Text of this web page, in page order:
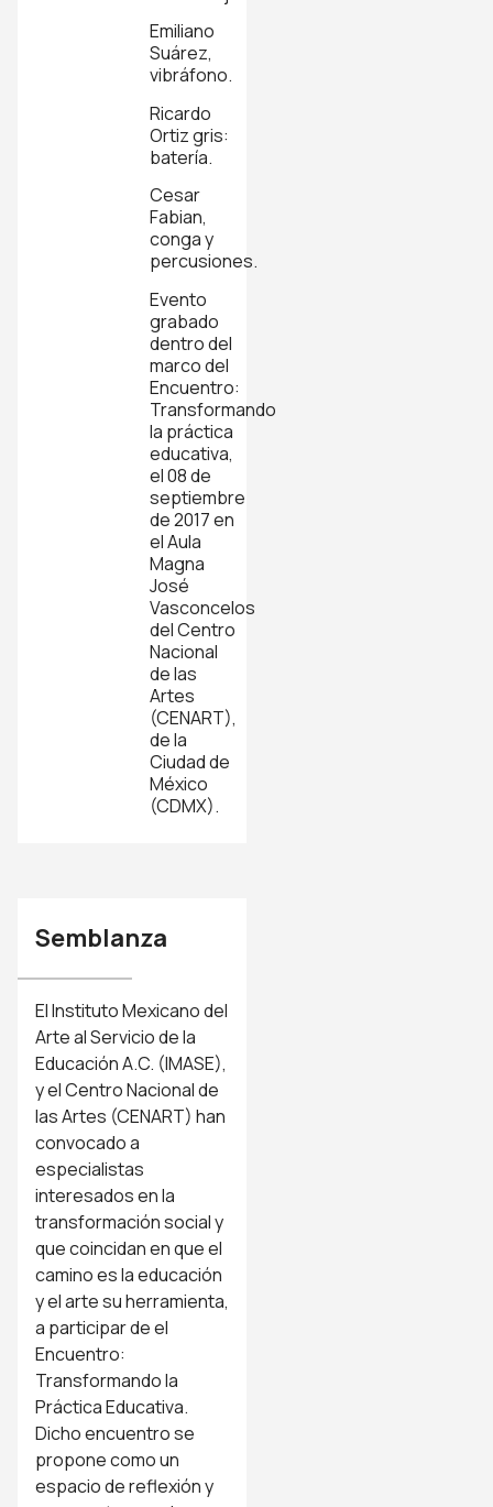
Emiliano
Suárez,
vibráfono.
Ricardo
Ortiz gris:
batería.
Cesar
Fabian,
conga y
percusiones.
Evento
grabado
dentro del
marco del
Encuentro:
Transformando
la práctica
educativa,
el 08 de
septiembre
de 2017 en
el Aula
Magna
José
Vasconcelos
del Centro
Nacional
de las
Artes
(CENART),
de la
Ciudad de
México
(CDMX).
Semblanza
El Instituto Mexicano del
Arte al Servicio de la
Educación A.C. (IMASE),
y el Centro Nacional de
las Artes (CENART) han
convocado a
especialistas
interesados en la
transformación social y
que coincidan en que el
camino es la educación
y el arte su herramienta,
a participar de el
Encuentro:
Transformando la
Práctica Educativa.
Dicho encuentro se
propone como un
espacio de reflexión y